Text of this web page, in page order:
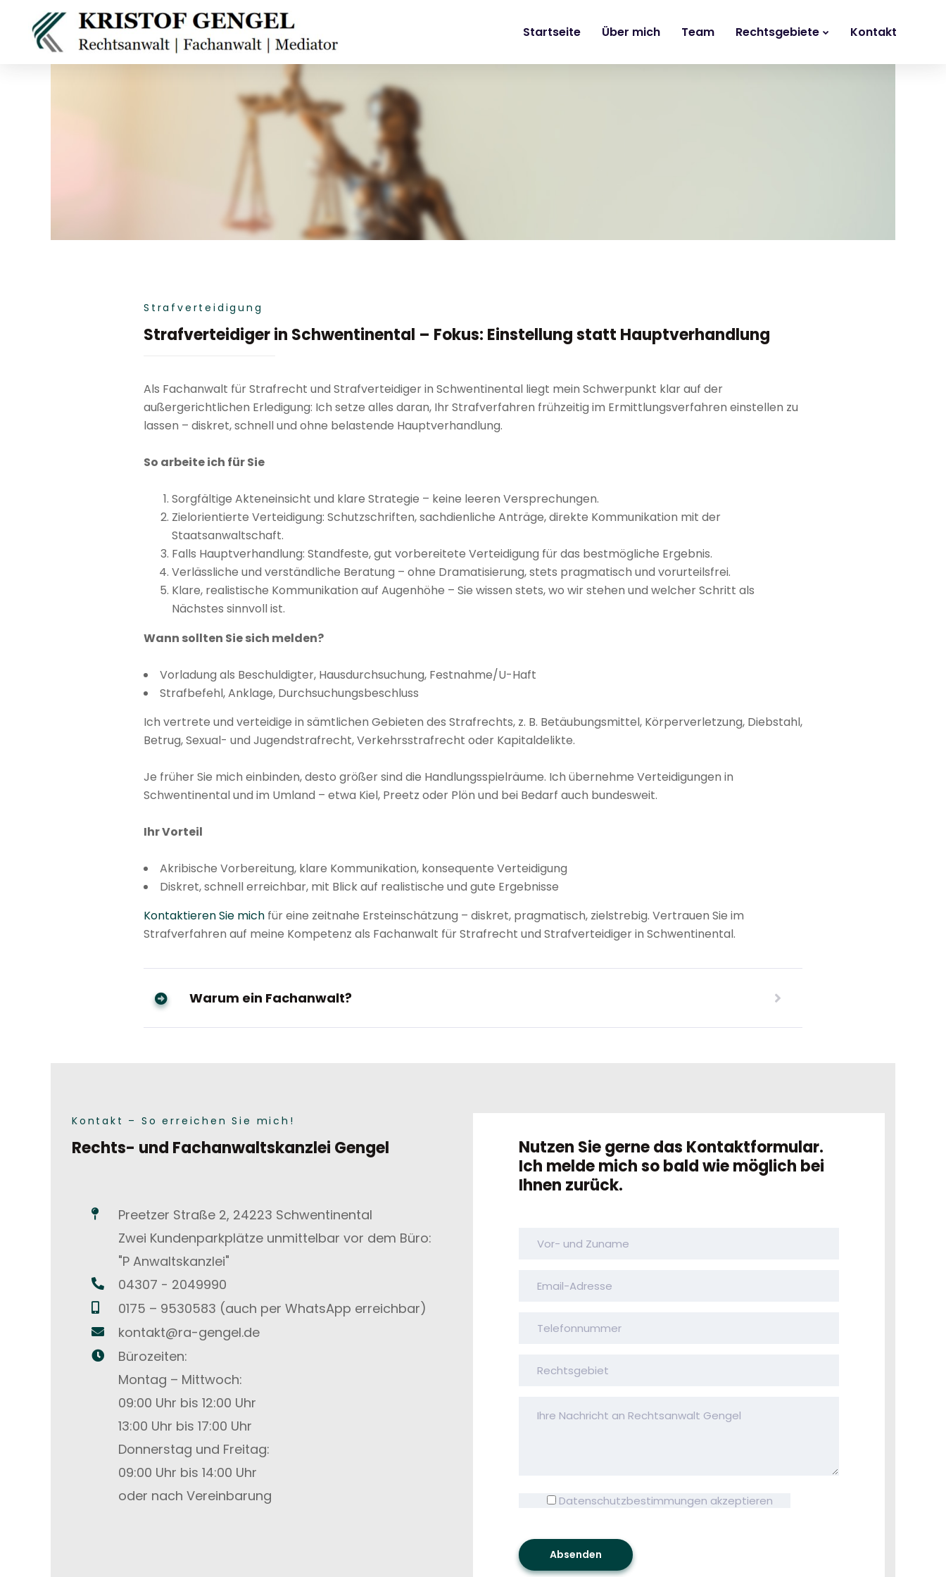
Startseite Über mich Team Rechtsgebiete Kontakt
Strafverteidigung
Strafverteidiger in Schwentinental – Fokus: Einstellung statt Hauptverhandlung
Als Fachanwalt für Strafrecht und Strafverteidiger in Schwentinental liegt mein Schwerpunkt klar auf der
außergerichtlichen Erledigung: Ich setze alles daran, Ihr Strafverfahren frühzeitig im Ermittlungsverfahren einstellen zu
lassen – diskret, schnell und ohne belastende Hauptverhandlung.
So arbeite ich für Sie
Sorgfältige Akteneinsicht und klare Strategie – keine leeren Versprechungen.
Zielorientierte Verteidigung: Schutzschriften, sachdienliche Anträge, direkte Kommunikation mit der
Staatsanwaltschaft.
Falls Hauptverhandlung: Standfeste, gut vorbereitete Verteidigung für das bestmögliche Ergebnis.
Verlässliche und verständliche Beratung – ohne Dramatisierung, stets pragmatisch und vorurteilsfrei.
Klare, realistische Kommunikation auf Augenhöhe – Sie wissen stets, wo wir stehen und welcher Schritt als
Nächstes sinnvoll ist.
Wann sollten Sie sich melden?
Vorladung als Beschuldigter, Hausdurchsuchung, Festnahme/U-Haft
Strafbefehl, Anklage, Durchsuchungsbeschluss
Ich vertrete und verteidige in sämtlichen Gebieten des Strafrechts, z. B. Betäubungsmittel, Körperverletzung, Diebstahl,
Betrug, Sexual- und Jugendstrafrecht, Verkehrsstrafrecht oder Kapitaldelikte.
Je früher Sie mich einbinden, desto größer sind die Handlungsspielräume. Ich übernehme Verteidigungen in
Schwentinental und im Umland – etwa Kiel, Preetz oder Plön und bei Bedarf auch bundesweit.
Ihr Vorteil
Akribische Vorbereitung, klare Kommunikation, konsequente Verteidigung
Diskret, schnell erreichbar, mit Blick auf realistische und gute Ergebnisse
Kontaktieren Sie mich für eine zeitnahe Ersteinschätzung – diskret, pragmatisch, zielstrebig. Vertrauen Sie im
Strafverfahren auf meine Kompetenz als Fachanwalt für Strafrecht und Strafverteidiger in Schwentinental.
Warum ein Fachanwalt?
Kontakt – So erreichen Sie mich!
Rechts- und Fachanwaltskanzlei Gengel
Preetzer Straße 2, 24223 Schwentinental
Zwei Kundenparkplätze unmittelbar vor dem Büro:
"P Anwaltskanzlei"
04307 - 2049990
0175 – 9530583 (auch per WhatsApp erreichbar)
kontakt@ra-gengel.de
Bürozeiten:
Montag – Mittwoch:
09:00 Uhr bis 12:00 Uhr
13:00 Uhr bis 17:00 Uhr
Donnerstag und Freitag:
09:00 Uhr bis 14:00 Uhr
oder nach Vereinbarung
Nutzen Sie gerne das Kontaktformular.
Ich melde mich so bald wie möglich bei
Ihnen zurück.
Datenschutzbestimmungen akzeptieren